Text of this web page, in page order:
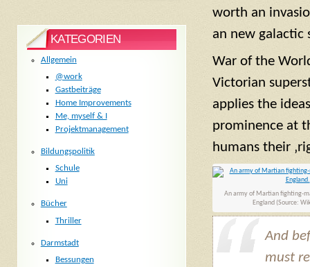
worth an
an new galactic
War of the
Victorian
applies the
prominence at
humans their
An army of Martian fighting-
England (Source:
And
must
KATEGORIEN
Allgemein
@work
Gastbeiträge
Home Improvements
Me, myself & I
Projektmanagement
Bildungspolitik
Schule
Uni
Bücher
Thriller
Darmstadt
Bessungen